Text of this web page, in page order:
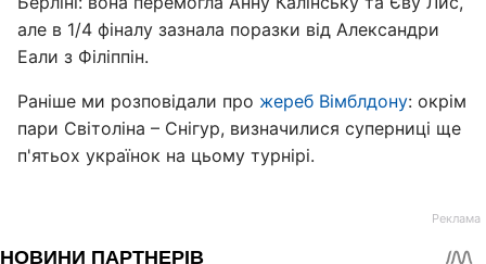
але в 1/4 фіналу зазнала поразки від Александри
Еали з Філіппін.
Раніше ми розповідали про жереб Вімблдону: окрім
пари Світоліна – Снігур, визначилися суперниці ще
п'ятьох українок на цьому турнірі.